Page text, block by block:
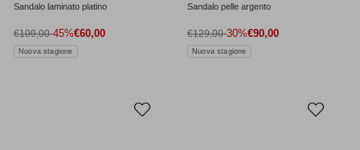
Sandalo laminato platino
Prezzo di vendita
€60,00
Prezzo normale
€109,00-45%
Nuova stagione
Sandalo pelle argento
Prezzo di vendita
€90,00
Prezzo normale
€129,00-30%
Nuova stagione